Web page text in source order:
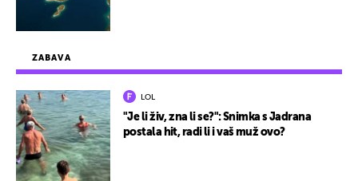
ZABAVA
LOL
"Je li živ, zna li se?": Snimka s Jadrana
postala hit, radi li i vaš muž ovo?